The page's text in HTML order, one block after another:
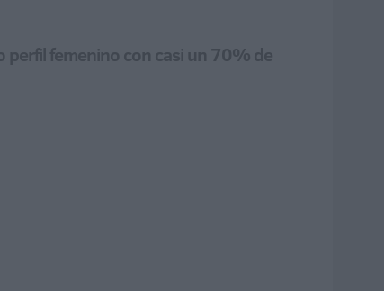
perfil femenino con casi un 70% de